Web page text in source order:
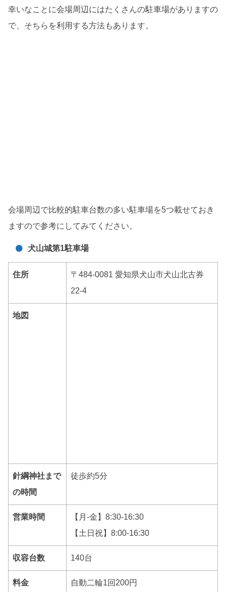
幸いなことに会場周辺にはたくさんの駐車場がありますの
で、そちらを利用する方法もあります。
会場周辺で比較的駐車台数の多い駐車場を5つ載せておき
ますので参考にしてみてください。
犬山城第1駐車場
住所
〒484-0081 愛知県犬山市犬山北古券
22-4
地図
針綱神社まで
の時間
徒歩約5分
営業時間
【月-金】8:30-16:30
【土日祝】8:00-16:30
収容台数 140台
料金
自動二輪1回200円